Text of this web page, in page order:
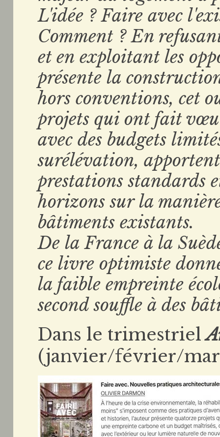
L'idée ? Faire avec
Comment ? En
et en exploitant les
présente la
hors conventions, cet
projets qui ont fait vœu
avec des budgets
surélévation,
prestations standards
horizons sur la
bâtiments existants.
De la France à la
ce livre optimiste
la faible empreinte
second souffle à des
Dans le trimestriel
(janvier/février/